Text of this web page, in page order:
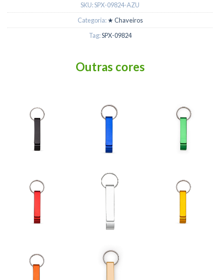
SKU:SPX-09824-AZU
Categoria:★ Chaveiros
Tag:SPX-09824
Outras cores